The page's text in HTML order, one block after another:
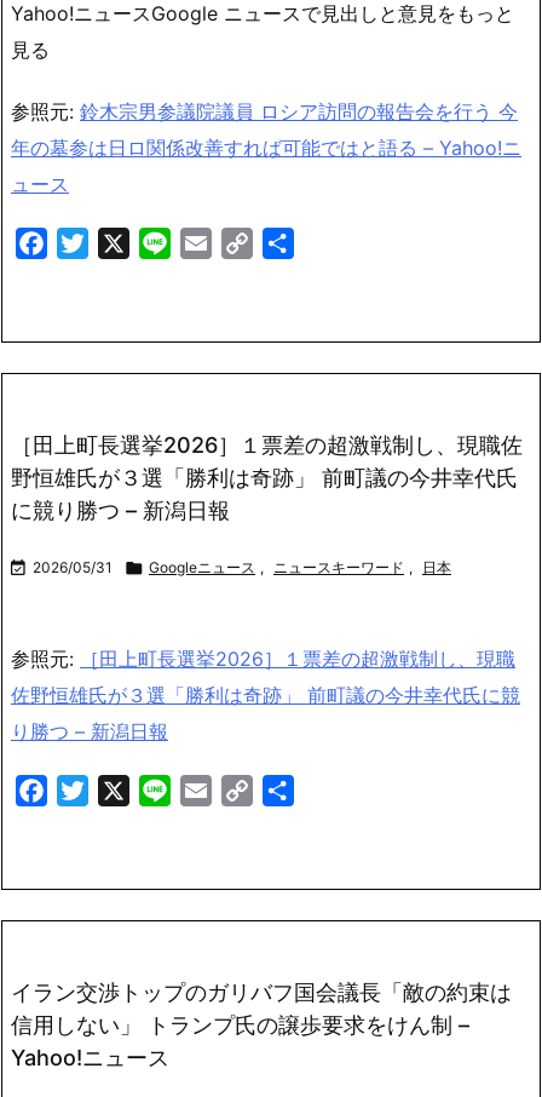
Yahoo!ニュースGoogle ニュースで見出しと意見をもっと
見る
参照元: 鈴木宗男参議院議員 ロシア訪問の報告会を行う 今
年の墓参は日ロ関係改善すれば可能ではと語る – Yahoo!ニ
ュース
FacebookTwitter Line Email
Copy
［田上町長選挙2026］１票差の超激戦制し、現職佐
野恒雄氏が３選「勝利は奇跡」 前町議の今井幸代氏
に競り勝つ – 新潟日報
 2026/05/31  Googleニュース , ニュースキーワード , 日本
参照元:
［田上町長選挙2026］１票差の超激戦制し、現職
佐野恒雄氏が３選「勝利は奇跡」 前町議の今井幸代氏に競
り勝つ – 新潟日報
FacebookTwitter Line Email
Copy
イラン交渉トップのガリバフ国会議長「敵の約束は
信用しない」 トランプ氏の譲歩要求をけん制 –
Yahoo!ニュース